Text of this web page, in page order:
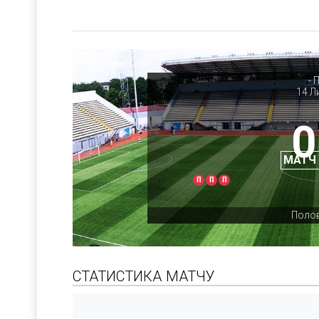
-
14
П П П
0
МАТЧ
СТАТИСТИКА МАТЧУ